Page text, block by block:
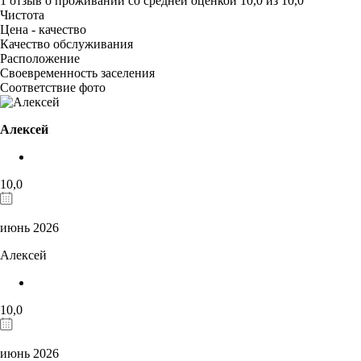
Чистота
Цена - качество
Качество обслуживания
Расположение
Своевременность заселения
Соответствие фото
Алексей
10,0
июнь 2026
Алексей
10,0
июнь 2026